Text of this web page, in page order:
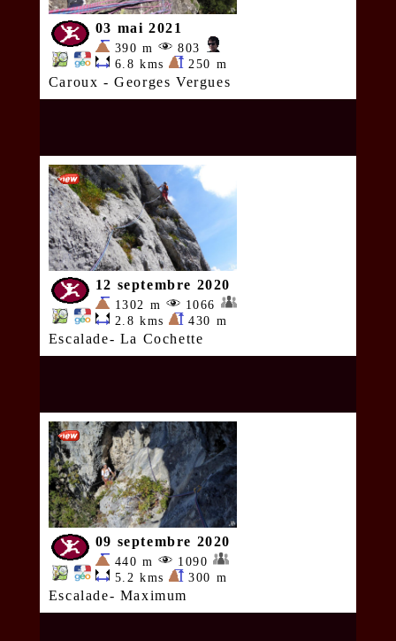
03 mai 2021
390 m
803
6.8 kms
250 m
Caroux - Georges Vergues
12 septembre 2020
1302 m
1066
2.8 kms
430 m
Escalade- La Cochette
09 septembre 2020
440 m
1090
5.2 kms
300 m
Escalade- Maximum